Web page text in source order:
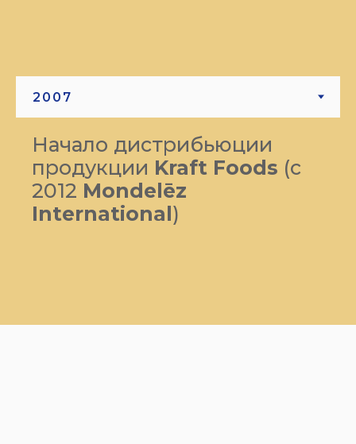
Начало дистрибьюции
продукции Kraft Foods (с
2012 Mondelēz
International)